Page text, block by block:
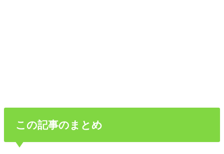
この記事のまとめ